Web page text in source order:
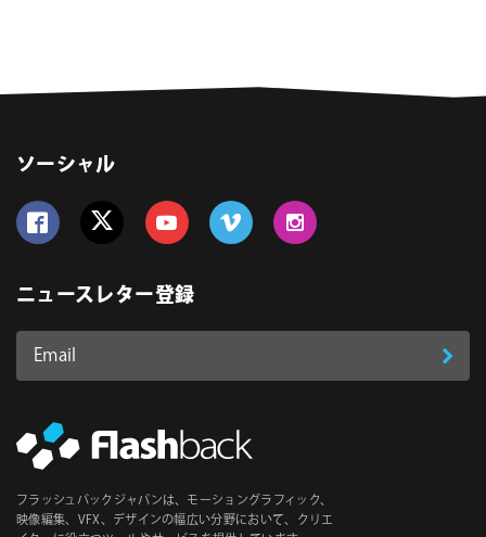
ソーシャル
ニュースレター登録
Email
ス
必
須
登
フラッシュバックジャパンは、モーショングラフィック、
映像編集、VFX、デザインの幅広い分野において、クリエ